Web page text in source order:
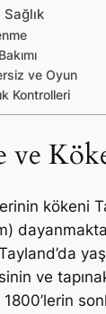
Sağlık
ve Oyun
Kontrolleri
ve
kökeni
ve